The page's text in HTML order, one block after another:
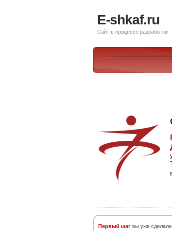
E-shkaf.ru
Сайт в процессе разработки
Первый шаг вы уже сделали,